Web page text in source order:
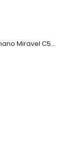
7mt Vega Potenza F40 + Shimano Miravel C5000 XG